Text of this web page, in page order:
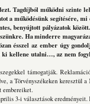
Tagdíjból működni szinte
a működésünk segítésére,
benyújtott pályázatok
Ha minderre
ésszel az ember úgy
ki kellene utalni…, az nem
támogatják.
a Törvényszékeken keresztül
embereiket.
3-i választások eredményeit.